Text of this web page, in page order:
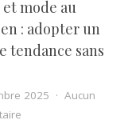
construire en briques
mode au
: adopter un
tendance sans
2025
Aucun